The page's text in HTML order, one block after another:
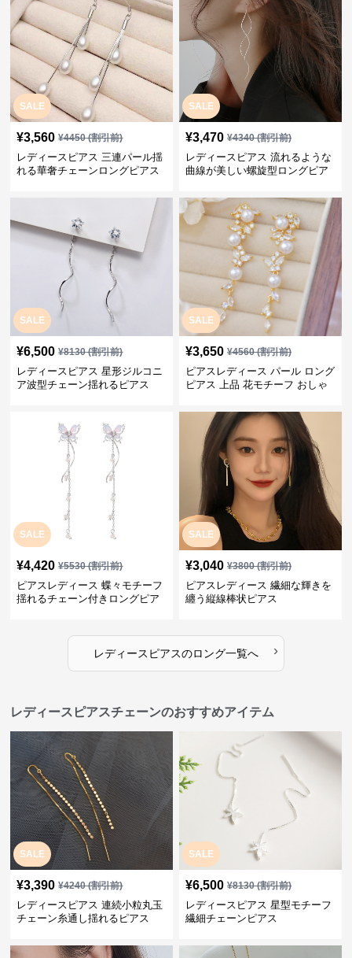
SALE
¥3,560 ¥4450(割引前)
レディースピアス 三連パール揺
れる華奢チェーンロングピアス
SALE
¥3,470 ¥4340(割引前)
レディースピアス 流れるような
曲線が美しい螺旋型ロングピア
SALE
¥6,500 ¥8130(割引前)
レディースピアス 星形ジルコニ
ア波型チェーン揺れるピアス
SALE
¥3,650 ¥4560(割引前)
ピアスレディース パール ロング
ピアス 上品 花モチーフ おしゃ
SALE
¥4,420 ¥5530(割引前)
ピアスレディース 蝶々モチーフ
揺れるチェーン付きロングピア
SALE
¥3,040 ¥3800(割引前)
ピアスレディース 繊細な輝きを
纏う縦線棒状ピアス
レディースピアスのロング一覧へ ›
レディースピアスチェーンのおすすめアイテム
SALE
¥3,390 ¥4240(割引前)
レディースピアス 連続小粒丸玉
チェーン糸通し揺れるピアス
SALE
¥6,500 ¥8130(割引前)
レディースピアス 星型モチーフ
繊細チェーンピアス